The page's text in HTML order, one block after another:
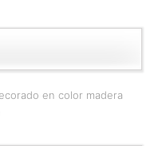
en color madera